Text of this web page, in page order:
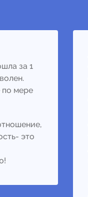
за 1
мере
это